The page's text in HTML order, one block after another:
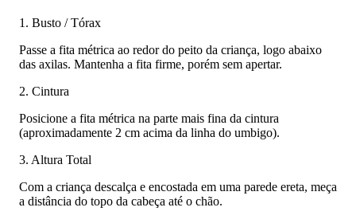
1. Busto / Tórax
Passe a fita métrica ao redor do peito da criança, logo abaixo
das axilas. Mantenha a fita firme, porém sem apertar.
2. Cintura
Posicione a fita métrica na parte mais fina da cintura
(aproximadamente 2 cm acima da linha do umbigo).
3. Altura Total
Com a criança descalça e encostada em uma parede ereta, meça
a distância do topo da cabeça até o chão.